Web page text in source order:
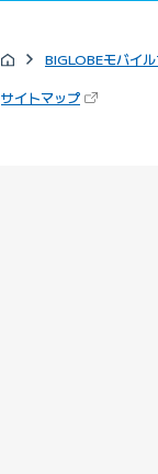
BIGLOBEモバイ
サイトマップ（新しいタブ